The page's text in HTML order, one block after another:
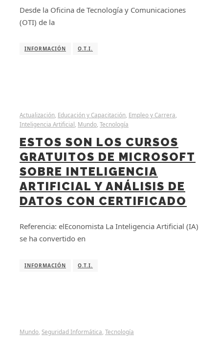
Desde la Oficina de Tecnología y Comunicaciones
(OTI) de la
INFORMACIÓN O.T.I.
Actualización, Educación y Capacitación, Empleo y Carrera,
Inteligencia Artificial , Mundo, Tecnología
ESTOS SON LOS CURSOS
GRATUITOS DE MICROSOFT
SOBRE INTELIGENCIA
ARTIFICIAL Y ANÁLISIS DE
DATOS CON CERTIFICADO
Referencia: elEconomista La Inteligencia Artificial (IA)
se ha convertido en
INFORMACIÓN O.T.I.
Mundo Seguridad Informática Tecnología